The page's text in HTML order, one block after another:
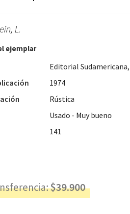
L.
ejemplar
Editorial
1974
Rústica
Usado - Muy bueno
141
$39.900